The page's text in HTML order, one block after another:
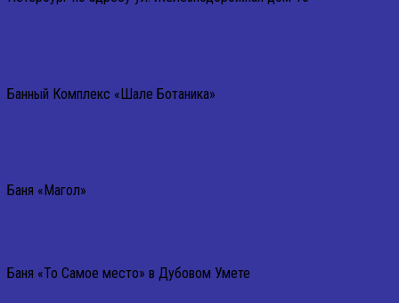
Банный Комплекс «Шале Ботаника»
Баня «Магол»
Баня «То Самое место» в Дубовом Умете